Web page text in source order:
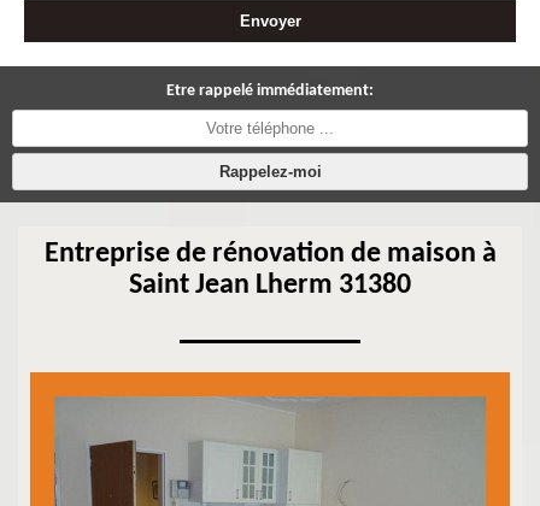
Etre rappelé immédiatement:
Entreprise de rénovation de maison à
Saint Jean Lherm 31380